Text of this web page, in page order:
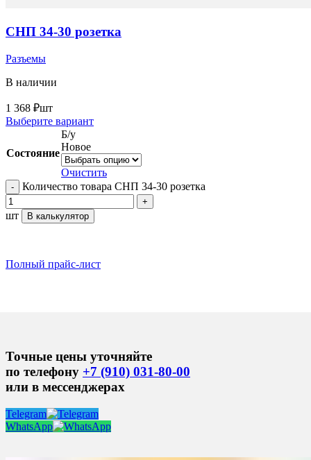
СНП 34-30 розетка
Разъемы
В наличии
1 368 ₽шт
Выберите вариант
Состояние
Б/у
Новое
Очистить
Количество товара СНП 34-30 розетка
шт В калькулятор
Полный прайс-лист
Точные цены уточняйте
по телефону +7 (910) 031-80-00
или в мессенджерах
Telegram
WhatsApp